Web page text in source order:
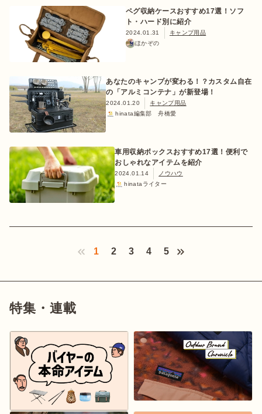
ペグ収納ケースおすすめ17選！ソフ
ト・ハード別に紹介
2024.01.31
キャンプ用品
ほかぞの
あなたのキャンプが変わる！？カスタム自在
の「アルミコンテナ」が新登場！
2024.01.20
キャンプ用品
hinata編集部 舟橋愛
車用収納ボックスおすすめ17選！便利で
おしゃれなアイテムを紹介
2024.01.14
ノウハウ
hinataライター
1 2 3 4 5
特集・連載